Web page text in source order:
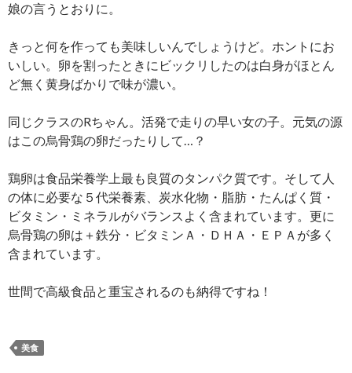
娘の言うとおりに。
きっと何を作っても美味しいんでしょうけど。ホントにお
いしい。卵を割ったときにビックリしたのは白身がほとん
ど無く黄身ばかりで味が濃い。
同じクラスのRちゃん。活発で走りの早い女の子。元気の源
はこの烏骨鶏の卵だったりして…？
鶏卵は食品栄養学上最も良質のタンパク質です。そして人
の体に必要な５代栄養素、炭水化物・脂肪・たんぱく質・
ビタミン・ミネラルがバランスよく含まれています。更に
烏骨鶏の卵は＋鉄分・ビタミンＡ・ＤＨＡ・ＥＰＡが多く
含まれています。
世間で高級食品と重宝されるのも納得ですね！
美食